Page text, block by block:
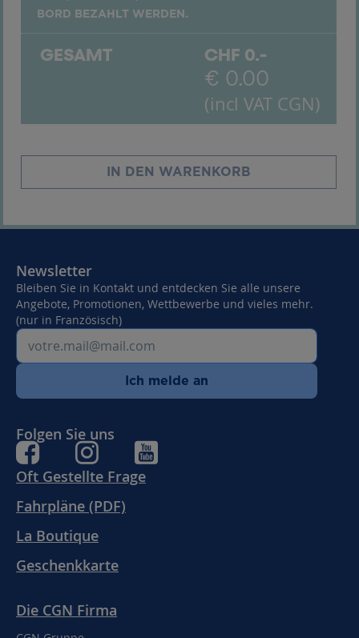
BORD BEZAHLT WERDEN.
GESAMT CHF 0.-
€ 0.00
(incl VAT CGN)
IN DEN WARENKORB
Oft Gestellte Frage
Fahrpläne (PDF)
La Boutique
Geschenkkarte
Die CGN Firma
Newsletter
Bleiben Sie in Kontakt und entdecken Sie alle unsere
Angebote, Promotionen, Wettbewerbe und vieles mehr.
(nur in Französisch)
Ich melde an
Folgen Sie uns